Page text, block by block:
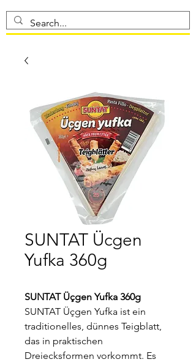
SUNTAT Ücgen
Yufka 360g
SUNTAT Üçgen Yufka 360g
SUNTAT Üçgen Yufka ist ein
traditionelles, dünnes Teigblatt,
das in praktischen
Dreiecksformen vorkommt. Es